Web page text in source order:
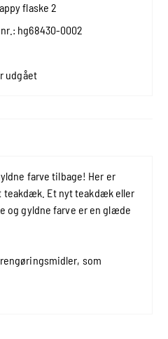
flaske 2
hg68430-0002
udgået
farve tilbage! Her er
Et nyt teakdæk eller
og gyldne farve er en glæde
som